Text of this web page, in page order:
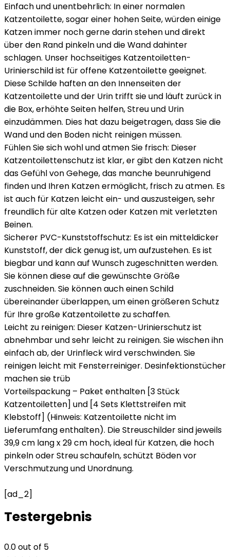
Einfach und unentbehrlich: In einer normalen
Katzentoilette, sogar einer hohen Seite, würden einige
Katzen immer noch gerne darin stehen und direkt
über den Rand pinkeln und die Wand dahinter
schlagen. Unser hochseitiges Katzentoiletten-
Urinierschild ist für offene Katzentoilette geeignet.
Diese Schilde haften an den Innenseiten der
Katzentoilette und der Urin trifft sie und läuft zurück in
die Box, erhöhte Seiten helfen, Streu und Urin
einzudämmen. Dies hat dazu beigetragen, dass Sie die
Wand und den Boden nicht reinigen müssen.
Fühlen Sie sich wohl und atmen Sie frisch: Dieser
Katzentoilettenschutz ist klar, er gibt den Katzen nicht
das Gefühl von Gehege, das manche beunruhigend
finden und Ihren Katzen ermöglicht, frisch zu atmen. Es
ist auch für Katzen leicht ein- und auszusteigen, sehr
freundlich für alte Katzen oder Katzen mit verletzten
Beinen.
Sicherer PVC-Kunststoffschutz: Es ist ein mitteldicker
Kunststoff, der dick genug ist, um aufzustehen. Es ist
biegbar und kann auf Wunsch zugeschnitten werden.
Sie können diese auf die gewünschte Größe
zuschneiden. Sie können auch einen Schild
übereinander überlappen, um einen größeren Schutz
für Ihre große Katzentoilette zu schaffen.
Leicht zu reinigen: Dieser Katzen-Urinierschutz ist
abnehmbar und sehr leicht zu reinigen. Sie wischen ihn
einfach ab, der Urinfleck wird verschwinden. Sie
reinigen leicht mit Fensterreiniger. Desinfektionstücher
machen sie trüb
Vorteilspackung – Paket enthalten [3 Stück
Katzentoiletten] und [4 Sets Klettstreifen mit
Klebstoff] (Hinweis: Katzentoilette nicht im
Lieferumfang enthalten). Die Streuschilder sind jeweils
39,9 cm lang x 29 cm hoch, ideal für Katzen, die hoch
pinkeln oder Streu schaufeln, schützt Böden vor
Verschmutzung und Unordnung.
[ad_2]
Testergebnis
0.0out of 5